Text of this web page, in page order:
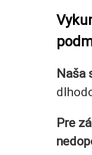
Naša
Pre